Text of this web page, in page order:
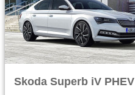
Skoda Superb iV PHEV